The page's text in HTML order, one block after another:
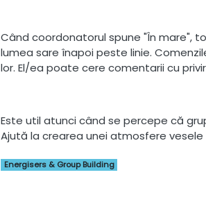
Când coordonatorul spune "În mare",
lumea sare înapoi peste linie.
lor. El/ea poate cere comentarii cu
Este util atunci când se percepe că
Ajută la crearea unei atmosfere vesele
Energisers & Group Building